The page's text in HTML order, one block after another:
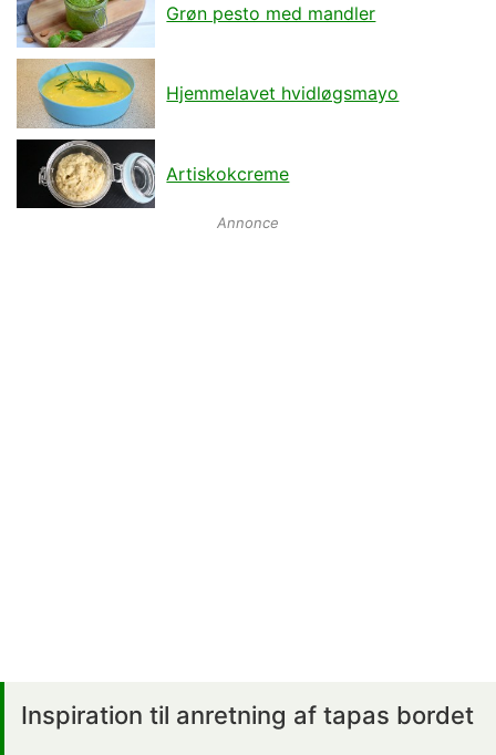
Grøn pesto med mandler
Hjemmelavet hvidløgsmayo
Artiskokcreme
Annonce
Inspiration til anretning af tapas bordet